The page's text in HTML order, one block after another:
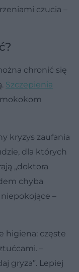
czucia –
chronić się
Szczepienia
kryzys zaufania
dla których
„doktora
chyba
–
higiena: częste
–
gryza”. Lepiej